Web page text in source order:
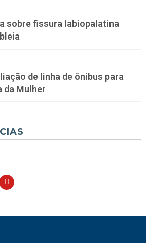
sobre fissura labiopalatina
de linha de ônibus para
da Mulher